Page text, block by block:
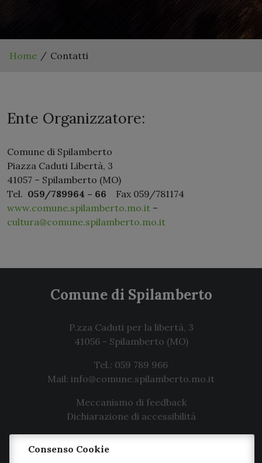
Home Contatti
Ente Organizzatore:
Comune di Spilamberto
Piazza Caduti Libertà, 3
41057 – Spilamberto (MO)
Tel. 059/789964 – 66 Fax 059/781174
www.comune.spilamberto.mo.it –
cultura@comune.spilamberto.mo.it
Comune di Spilamberto
P.zza Caduti per la libertà, 3
41056- Spilamberto (MO)
Tel.: 059 789 966
Mail: info@comune.spilamberto.mo.it
Meccanismo di feedback
Dichiarazione di accessibilità
Consenso Cookie